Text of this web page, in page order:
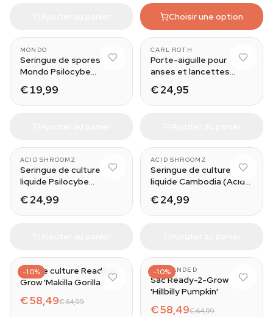
Choisir une option
MONDO
Seringue de spores
Mondo Psilocybe
Coast
€ 19,99
CARL ROTH
Porte-aiguille pour
anses et lancettes
€ 24,95
ACID SHROOMZ
Seringue de culture
liquide Psilocybe
Shroomz)
€ 24,99
ACID SHROOMZ
Seringue de culture
liquide Cambodia (Acid
€ 24,99
-10%
Sac de culture Ready-2-
Grow 'Makilla Gorilla'
€ 58,49€ 64,99
-10%
UNBRANDED
Sac Ready-2-Grow
'Hillbilly Pumpkin'
€ 58,49€ 64,99